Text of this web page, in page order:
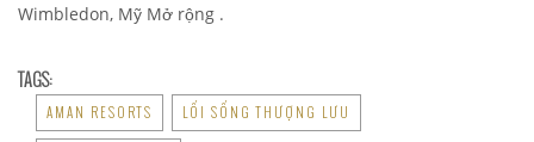
Wimbledon, Mỹ Mở rộng .
TAGS:
AMAN RESORTS LỐI SỐNG THƯỢNG LƯU